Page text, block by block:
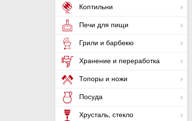
Коптильни
Печи для пищи
Грили и барбекю
Хранение и переработка
Топоры и ножи
Посуда
Хрусталь, стекло